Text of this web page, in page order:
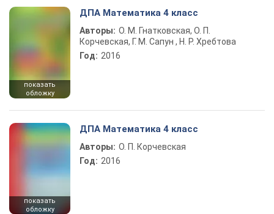
показать
обложку
ДПА Математика 4 класс
Авторы: О. М. Гнатковская, О. П.
Корчевская, Г. М. Сапун , Н. Р. Хребтова
Год: 2016
показать
обложку
ДПА Математика 4 класс
Авторы: О. П. Корчевская
Год: 2016